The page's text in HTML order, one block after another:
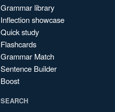
Grammar library
Inflection showcase
Quick study
Flashcards
Grammar Match
Sentence Builder
Boost
SEARCH